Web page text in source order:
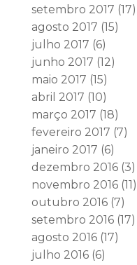
setembro 2017 (17)
agosto 2017 (15)
julho 2017 (6)
junho 2017 (12)
maio 2017 (15)
abril 2017 (10)
março 2017 (18)
fevereiro 2017 (7)
janeiro 2017 (6)
dezembro 2016(3)
novembro 2016(11)
outubro 2016(7)
setembro 2016(17)
agosto 2016(17)
julho 2016(6)